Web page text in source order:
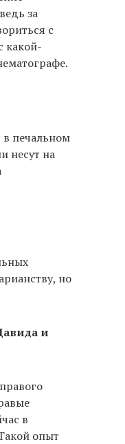
за
с
какой-
в печальном
несут на
но
и
в
опыт